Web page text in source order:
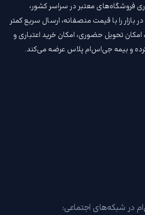
فروشگاه‌های معتبر در سراسر کشور،
را با قیمت‌ منصفانه، ارسال سریع کمتر
امکان تحویل حضوری، امکان خرید اعتباری و
و بیمه جی‌اس‌ام‌ پلاس عرضه می‌کند.
در شبکه‌های اجتماعی: